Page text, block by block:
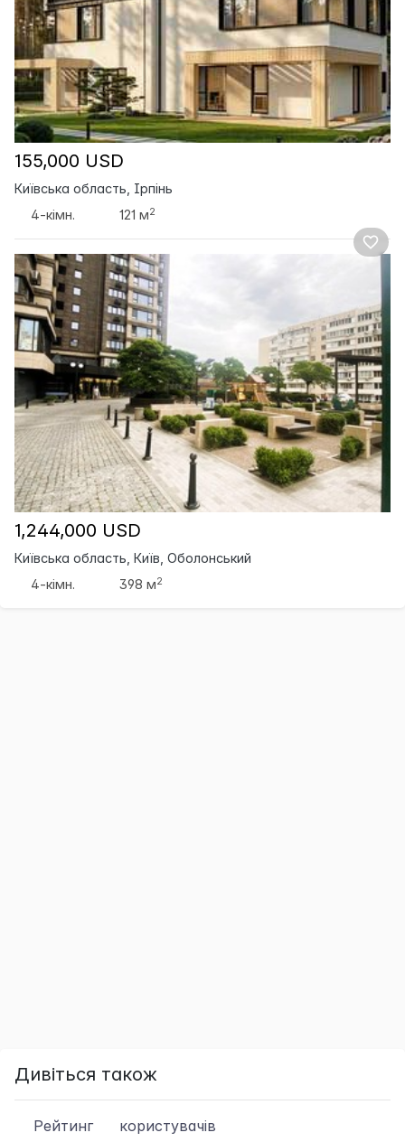
155,000 USD
Київська область, Ірпінь
4-кімн.
121 м2
1,244,000 USD
Київська область, Київ, Оболонський
4-кімн.
398 м2
Дивіться також
Рейтинг
користувачів